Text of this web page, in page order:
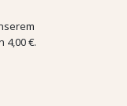
4,00 €.